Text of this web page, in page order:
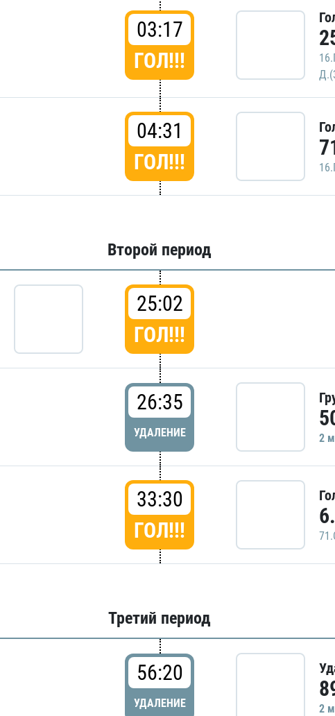
03:17
ГОЛ!!!
04:31
ГОЛ!!!
Второй период
25:02
ГОЛ!!!
26:35
УДАЛЕНИЕ 2
33:30
ГОЛ!!!
Третий период
56:20
УДАЛЕНИЕ 2